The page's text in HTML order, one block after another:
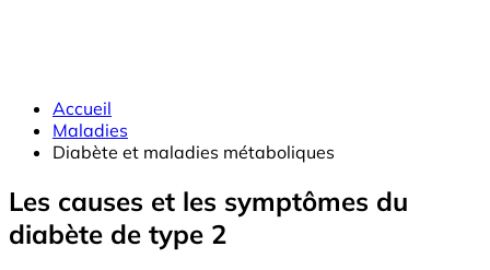
Accueil
Maladies
Diabète et maladies métaboliques
Les causes et les symptômes du
diabète de type 2